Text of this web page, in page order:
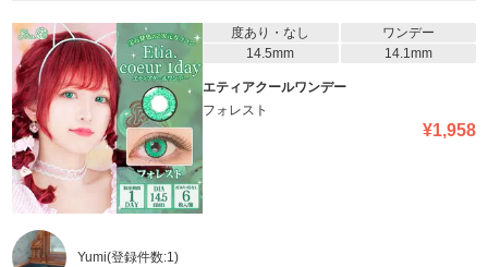
度あり・なし
ワンデー
14.5mm
14.1mm
エティアクールワンデー
フォレスト
¥1,958
Yumi(登録件数:1)